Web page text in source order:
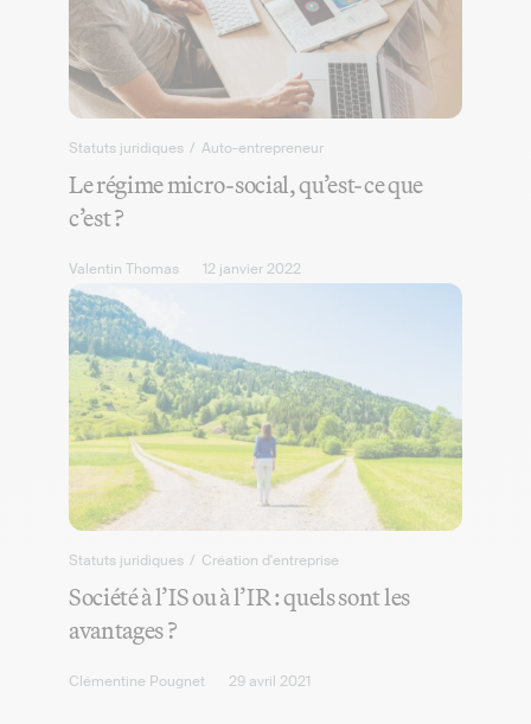
Statuts juridiques / Auto-entrepreneur
Le régime micro-social, qu’est-ce que
c’est ?
Valentin Thomas 12 janvier 2022
Statuts juridiques / Création d'entreprise
Société à l’IS ou à l’IR : quels sont les
avantages ?
Clémentine Pougnet 29 avril 2021